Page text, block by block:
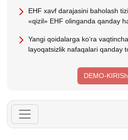
EHF хavf darajasini baholash
«qizil» EHF olinganda qanday
Yangi qoidalarga koʻra
layoqatsizlik nafaqalari qanday
DEMO-